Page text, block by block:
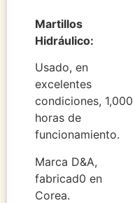
Martillos
Hidráulico:
Usado, en
excelentes
condiciones, 1,000
horas de
funcionamiento.
Marca D&A,
fabricad0 en
Corea.